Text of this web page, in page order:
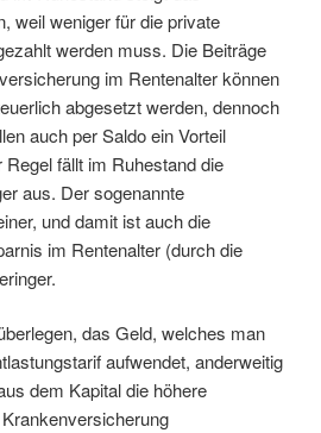
weil weniger für die private
werden muss. Die Beiträge
im Rentenalter können
abgesetzt werden, dennoch
auch per Saldo ein Vorteil
fällt im Ruhestand die
aus. Der sogenannte
und damit ist auch die
im Rentenalter (durch die
das Geld, welches man
aufwendet, anderweitig
dem Kapital die höhere